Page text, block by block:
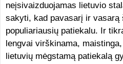
neįsivaizduojamas lietuvio
sakyti, kad pavasarį ir vasarą
populiariausių patiekalu. Ir
lengvai virškinama,
lietuvių mėgstamą patiekalą